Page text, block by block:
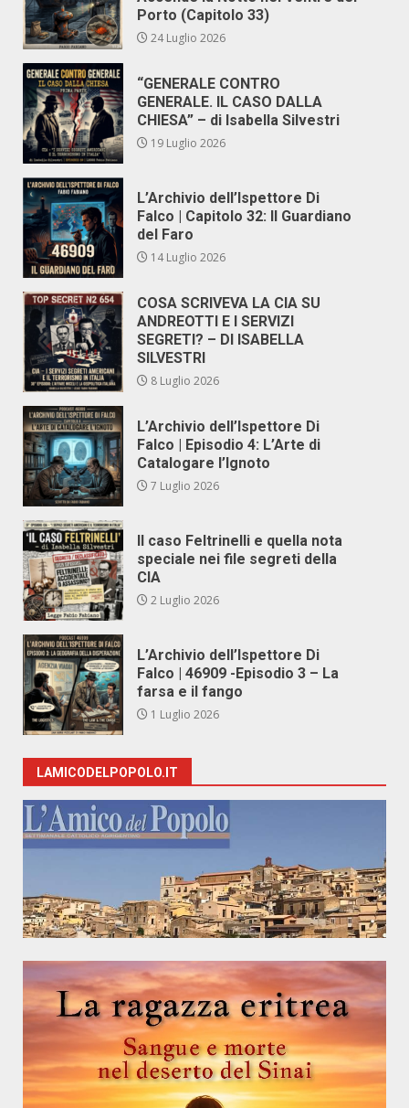
Porto (Capitolo 33)
24 Luglio 2026
“GENERALE CONTRO
GENERALE. IL CASO DALLA
CHIESA” – di Isabella Silvestri
19 Luglio 2026
L’Archivio dell’Ispettore Di
Falco | Capitolo 32: Il Guardiano
del Faro
14 Luglio 2026
COSA SCRIVEVA LA CIA SU
ANDREOTTI E I SERVIZI
SEGRETI? – DI ISABELLA
SILVESTRI
8 Luglio 2026
L’Archivio dell’Ispettore Di
Falco | Episodio 4: L’Arte di
Catalogare l’Ignoto
7 Luglio 2026
Il caso Feltrinelli e quella nota
speciale nei file segreti della
CIA
2 Luglio 2026
L’Archivio dell’Ispettore Di
Falco | 46909 -Episodio 3 – La
farsa e il fango
1 Luglio 2026
LAMICODELPOPOLO.IT